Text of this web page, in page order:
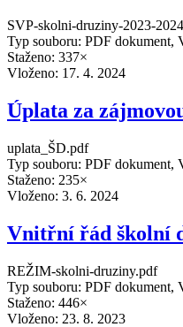
SVP-skolni-druziny-2023-
Typ souboru: PDF dokument,
Staženo: 337×
Vloženo: 17. 4. 2024
Úplata za
uplata_ŠD.pdf
Typ souboru: PDF dokument,
Staženo: 235×
Vloženo: 3. 6. 2024
Vnitřní řád školní
REŽIM-skolni-druziny.pdf
Typ souboru: PDF dokument,
Staženo: 446×
Vloženo: 23. 8. 2023